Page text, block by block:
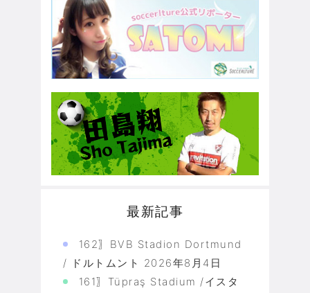
最新記事
162〗BVB Stadion Dortmund
/ ドルトムント 2026年8月4日
161〗Tüpraş Stadium /イスタ